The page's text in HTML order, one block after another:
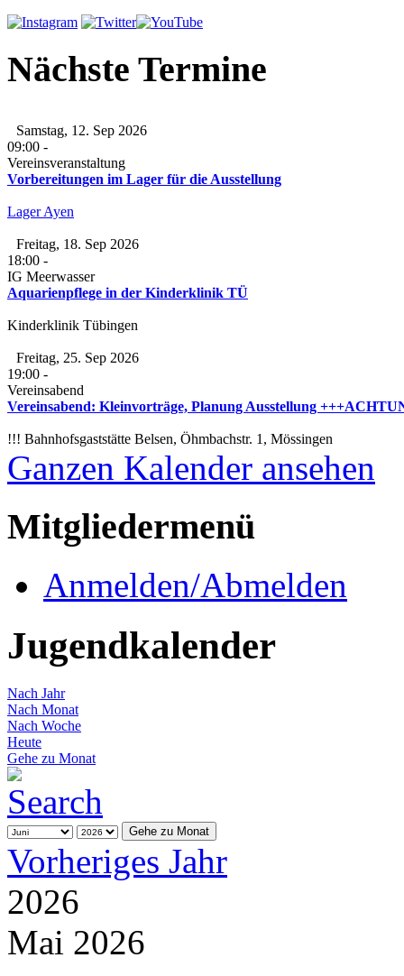
Nächste Termine
Samstag, 12. Sep 2026
09:00 -
Vereinsveranstaltung
Vorbereitungen im Lager für die Ausstellung
Lager Ayen
Freitag, 18. Sep 2026
18:00 -
IG Meerwasser
Aquarienpflege in der Kinderklinik TÜ
Kinderklinik Tübingen
Freitag, 25. Sep 2026
19:00 -
Vereinsabend
Vereinsabend: Kleinvorträge, Planung Ausstellung
!!! Bahnhofsgaststätte Belsen, Öhmbachstr. 1, Mössingen
Ganzen Kalender ansehen
Mitgliedermenü
Anmelden/Abmelden
Jugendkalender
Nach Jahr
Nach Monat
Nach Woche
Heute
Gehe zu Monat
Gehe zu Monat
Vorheriges Jahr
2026
Mai 2026